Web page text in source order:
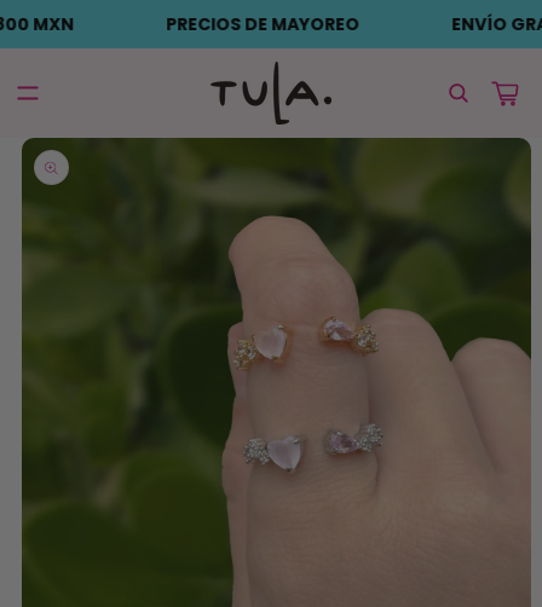
directamente
PRECIOS DE MAYOREO ENVÍO GRATIS +$1,800
Carrito
directamente
a la
información